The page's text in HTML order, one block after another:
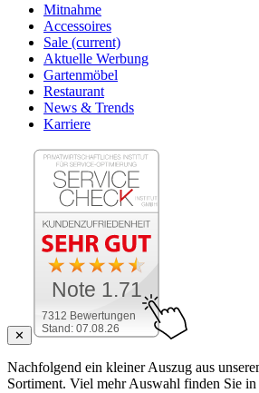
Mitnahme
Accessoires
Sale (current)
Aktuelle Werbung
Gartenmöbel
Restaurant
News & Trends
Karriere
✕
7312 Bewertungen
Stand: 07.08.26
Note 1.71
Nachfolgend ein kleiner Auszug aus
Sortiment. Viel mehr Auswahl finden Sie in